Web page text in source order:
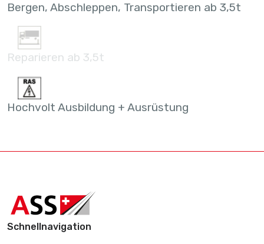
Bergen, Abschleppen, Transportieren ab 3,5t
Reparieren ab 3,5t
Hochvolt Ausbildung + Ausrüstung
Schnellnavigation